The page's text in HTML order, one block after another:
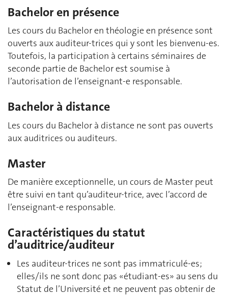
Bachelor en présence
Les cours du Bachelor en théologie en présence sont
ouverts aux auditeur-trices qui y sont les bienvenu-es.
Toutefois, la participation à certains séminaires de
seconde partie de Bachelor est soumise à
l’autorisation de l’enseignant-e responsable.
Bachelor à distance
Les cours du Bachelor à distance ne sont pas ouverts
aux auditrices ou auditeurs.
Master
De manière exceptionnelle, un cours de Master peut
être suivi en tant qu’auditeur-trice, avec l’accord de
l’enseignant-e responsable.
Caractéristiques du statut
d’auditrice/auditeur
Les auditeur-trices ne sont pas immatriculé-es;
elles/ils ne sont donc pas «étudiant-es» au sens du
Statut de l’Université et ne peuvent pas obtenir de